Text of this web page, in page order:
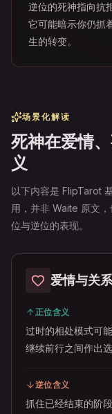
逆位的死神指向抗
它可能暗示你仍抓
生的转变。
场景化解读
死神在爱情
义
以下内容是 FlipTarot
用，并非 Waite 原文
位与逆位的表现。
爱情与关系
正位含义
过时的相处模式可
继续前行之间作出选
逆位含义
抓住已经结束的阶